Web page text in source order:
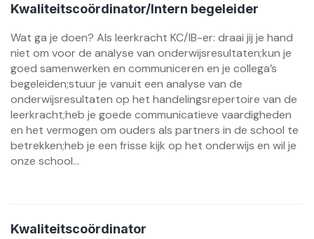
Kwaliteitscoördinator/Intern begeleider
Wat ga je doen? Als leerkracht KC/IB-er: draai jij je hand
niet om voor de analyse van onderwijsresultaten;kun je
goed samenwerken en communiceren en je collega’s
begeleiden;stuur je vanuit een analyse van de
onderwijsresultaten op het handelingsrepertoire van de
leerkracht;heb je goede communicatieve vaardigheden
en het vermogen om ouders als partners in de school te
betrekken;heb je een frisse kijk op het onderwijs en wil je
onze school...
Kwaliteitscoördinator